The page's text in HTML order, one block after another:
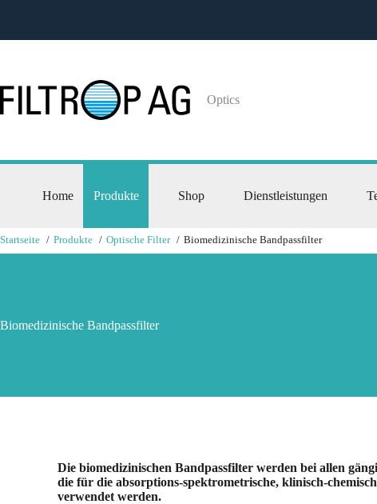
Optics
Home Produkte Shop Dienstleistungen
Startseite Produkte Optische Filter Biomedizinische Bandpassfilter
Biomedizinische Bandpassfilter
Die biomedizinischen Bandpassfilter werden bei allen
die für die absorptions-spektrometrische, klinisch-
verwendet werden.